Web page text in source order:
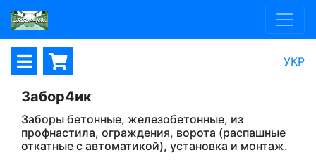
УКР
Забор4ик
Заборы бетонные, железобетонные, из
профнастила, ограждения, ворота (распашные
откатные с автоматикой), установка и монтаж.